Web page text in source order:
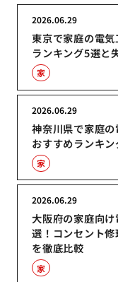
東京で家庭の電
ランキング5選と
2026.06.29
家
神奈川県で家庭
おすすめランキン
2026.06.29
家
大阪府の家庭向
選！コンセント
を徹底比較
2026.06.29
家